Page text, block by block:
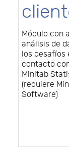
Módulo con
análisis de
los desafíos
contacto
Minitab
(requiere
Software)